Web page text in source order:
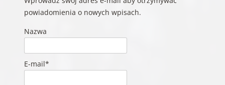
powiadomienia o nowych wpisach.
Nazwa
E-mail*